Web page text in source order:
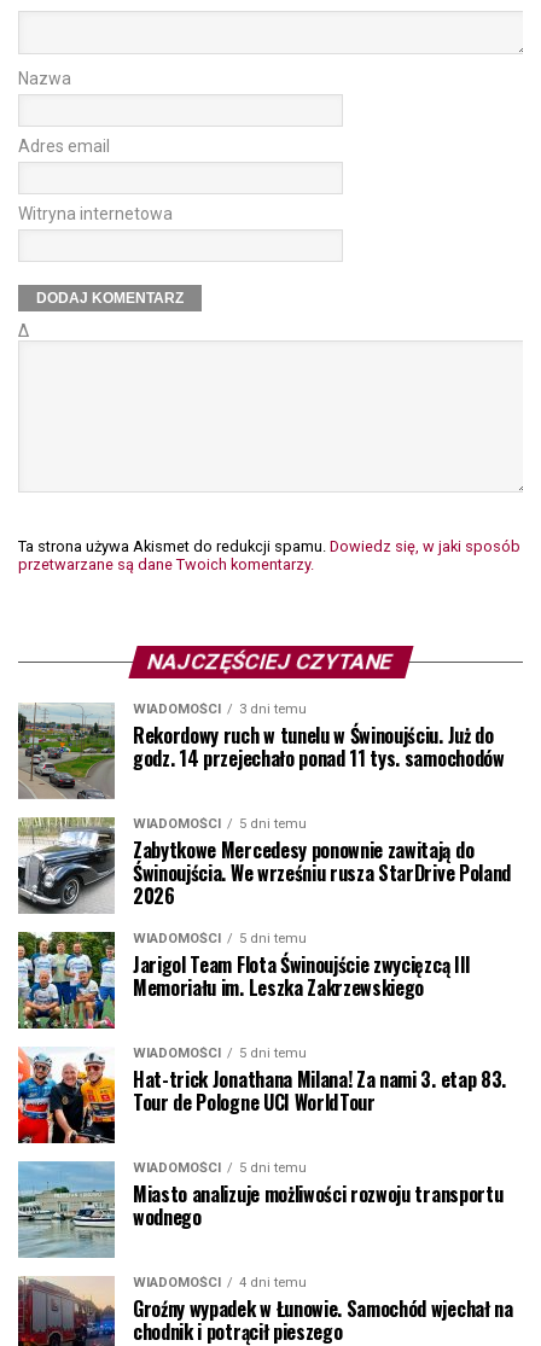
Nazwa
Adres email
Witryna internetowa
Δ
Ta strona używa Akismet do redukcji spamu. Dowiedz się, w jaki sposób
przetwarzane są dane Twoich komentarzy.
NAJCZĘŚCIEJ CZYTANE
WIADOMOŚCI 3 dni temu
Rekordowy ruch w tunelu w Świnoujściu. Już do
godz. 14 przejechało ponad 11 tys. samochodów
WIADOMOŚCI 5 dni temu
Zabytkowe Mercedesy ponownie zawitają do
Świnoujścia. We wrześniu rusza StarDrive Poland
2026
WIADOMOŚCI 5 dni temu
Jarigol Team Flota Świnoujście zwycięzcą III
Memoriału im. Leszka Zakrzewskiego
WIADOMOŚCI 5 dni temu
Hat-trick Jonathana Milana! Za nami 3. etap 83.
Tour de Pologne UCI WorldTour
WIADOMOŚCI 5 dni temu
Miasto analizuje możliwości rozwoju transportu
wodnego
WIADOMOŚCI 4 dni temu
Groźny wypadek w Łunowie. Samochód wjechał na
chodnik i potrącił pieszego